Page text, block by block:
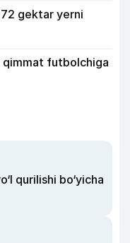
gektar yerni
qimmat futbolchiga
qurilishi bo‘yicha